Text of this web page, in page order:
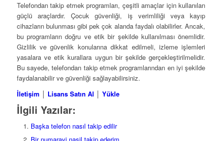
Telefondan takip etmek programları, çeşitli amaçlar için kullanılan
güçlü araçlardır. Çocuk güvenliği, iş verimliliği veya kayıp
cihazların bulunması gibi pek çok alanda faydalı olabilirler. Ancak,
bu programların doğru ve etik bir şekilde kullanılması önemlidir.
Gizlilik ve güvenlik konularına dikkat edilmeli, izleme işlemleri
yasalara ve etik kurallara uygun bir şekilde gerçekleştirilmelidir.
Bu sayede, telefondan takip etmek programlarından en iyi şekilde
faydalanabilir ve güvenliği sağlayabilirsiniz.
İletişim
Lisans Satın Al Yükle
İlgili Yazılar:
Başka telefon nasıl takip edilir